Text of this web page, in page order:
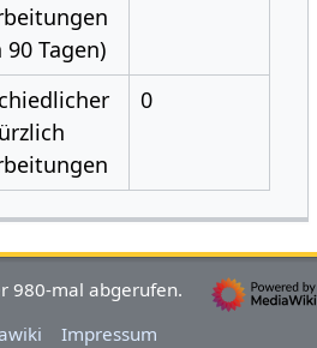
Tagen)
0
980-mal abgerufen.
Impressum